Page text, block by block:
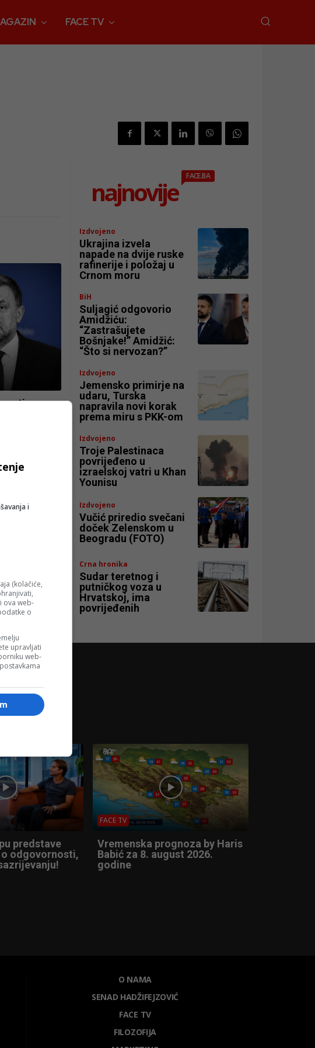
FACE TV
protiv
zbog
na
najnovije
FACE.BA
Izdvojeno
Ukrajina izvela
napade na dvije ruske
rafinerije i položaj u
Crnom moru
BiH
Suljagić odgovorio
Amidžiću:
“Zastrašujete
Bošnjake!” Amidžić:
“Što si nervozan?”
Izdvojeno
Jemensko primirje na
udaru, Turska
napravila novi korak
prema miru s PKK-om
Izdvojeno
Troje Palestinaca
povrijeđeno u
izraelskoj vatri u Khan
Younisu
Izdvojeno
Vučić priredio svečani
doček Zelenskom u
Beogradu (FOTO)
Crna hronika
Sudar teretnog i
putničkog voza u
Hrvatskoj, ima
povrijeđenih
predstave
o odgovornosti,
FACE TV
Vremenska prognoza by Haris
Babić za 8. august 2026.
godine
O NAMA
SENAD HADŽIFEJZOVIĆ
FACE TV
FILOZOFIJA
i
(kolačiće,
ova web-
o
upravljati
web-